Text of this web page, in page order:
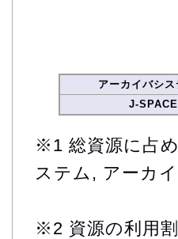
アーカイバシス
J-SPACE
※1 総資源に占
ステム, アーカ
※2 資源の利用